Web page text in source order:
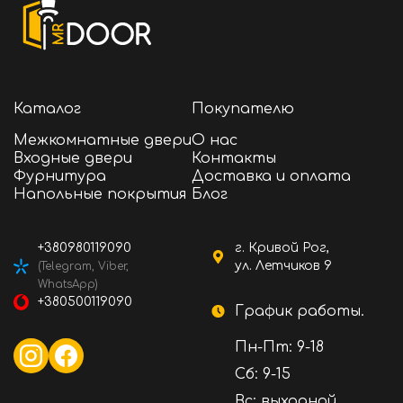
магазине Mr Door с быстрой доставкой в
Кривой Рог, Киев, Днепр, Львов, Одессу,
Запорожье, Чернигов и другие города.
Каталог
Межкомнатные двери
Входные двери
Фурнитура
Напольные покрытия
Покупателю
О нас
Контакты
Доставка и оплата
Блог
г. Кривой Рог,
ул. Летчиков 9
График работы.
Пн-Пт: 9-18
Сб: 9-15
+380980119090
(Telegram, Viber,
WhatsApp)
+380500119090